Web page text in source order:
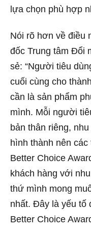
lựa chọn phù hợp
Nói rõ hơn về điều
đốc Trung tâm Đổi
sẻ: “Người tiêu
cuối cùng cho
cần là sản phẩm
mình. Mỗi người
bản thân riêng,
hình thành nên
Better Choice
khách hàng với
thứ mình mong
nhất. Đây là yếu tố
Better Choice